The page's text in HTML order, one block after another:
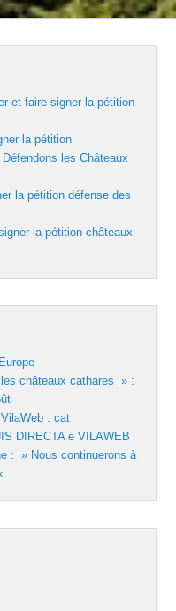
et faire signer la pétition
la pétition
Défendons les Châteaux
la pétition défense des
signer la pétition châteaux
châteaux cathares » :
. cat
DIRECTA e VILAWEB
: » Nous continuerons à